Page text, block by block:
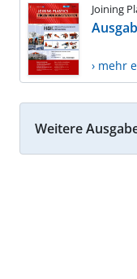
Joining
› mehr
Weitere